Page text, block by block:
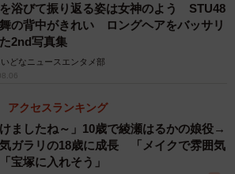
浴びて振り返る姿は女神のよう STU48
の背中がきれい ロングヘアをバッサリ
2nd写真集
いどなニュースエンタメ部
アクセスランキング
けましたね～」10歳で綾瀬はるかの娘役→
ガラリの18歳に成長 「メイクで雰囲気
宝塚に入れそう」